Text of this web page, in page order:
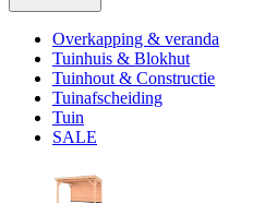
Overkapping & veranda
Tuinhuis & Blokhut
Tuinhout & Constructie
Tuinafscheiding
Tuin
SALE